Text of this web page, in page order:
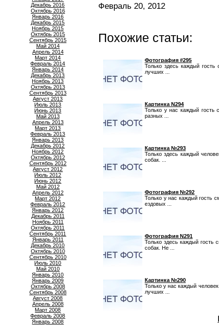
Декабрь 2016
Октябрь 2016
Январь 2016
Декабрь 2015
Ноябрь 2015
Октябрь 2015
Сентябрь 2015
Май 2014
Апрель 2014
Март 2014
Февраль 2014
Январь 2014
Декабрь 2013
Ноябрь 2013
Октябрь 2013
Сентябрь 2013
Август 2013
Июль 2013
Июнь 2013
Май 2013
Апрель 2013
Март 2013
Февраль 2013
Январь 2013
Декабрь 2012
Ноябрь 2012
Октябрь 2012
Сентябрь 2012
Август 2012
Июль 2012
Июнь 2012
Май 2012
Апрель 2012
Март 2012
Февраль 2012
Январь 2012
Декабрь 2011
Ноябрь 2011
Октябрь 2011
Сентябрь 2011
Январь 2011
Декабрь 2010
Октябрь 2010
Сентябрь 2010
Июль 2010
Май 2010
Январь 2010
Январь 2009
Октябрь 2008
Сентябрь 2008
Август 2008
Апрель 2008
Март 2008
Февраль 2008
Январь 2008
Февраль 20, 2012
Похожие статьи:
Фотография #295
Только здесь каждый
лучших ...
Картинка N294
Только у нас каждый гость
разных ...
Картинка №293
Только здесь каждый
собак. ...
Фотография №292
Только у нас каждый гость
ездовых ...
Фотография N291
Только здесь каждый гость
собак. Не ...
Картинка №290
Только у нас каждый
лучших ...